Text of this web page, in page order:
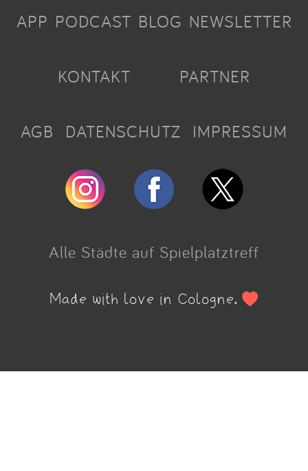
APP PODCAST BLOG NEWSLETTER
KONTAKT PARTNER
AGB DATENSCHUTZ IMPRESSUM
Alle Städte auf Spielplatztreff
Made with love in Cologne.